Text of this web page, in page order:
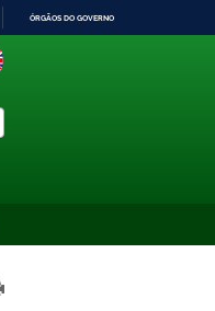
ÓRGÃOS DO GOVERNO